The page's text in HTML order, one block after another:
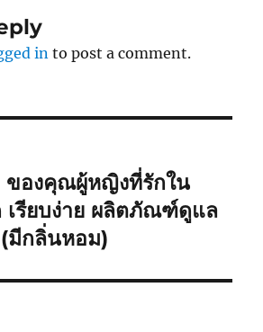
in to post a comment.
ของคุณผู้หญิงที่รักใน
เรียบง่าย ผลิตภัณฑ์ดูแล
(มีกลิ่นหอม)